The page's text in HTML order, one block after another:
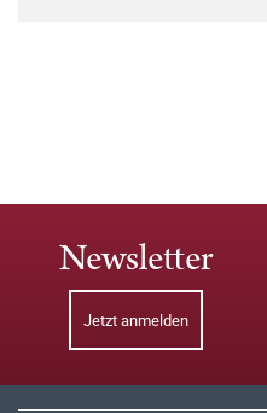
Newsletter
Jetzt anmelden